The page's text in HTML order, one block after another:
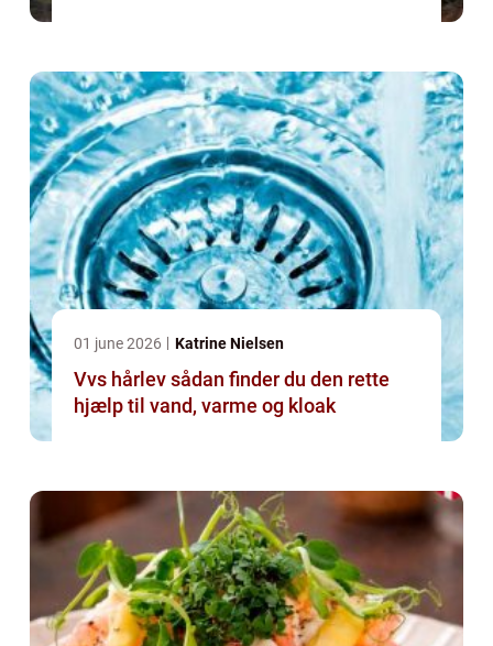
01 june 2026 Katrine Nielsen
Vvs hårlev sådan finder du den rette
hjælp til vand, varme og kloak